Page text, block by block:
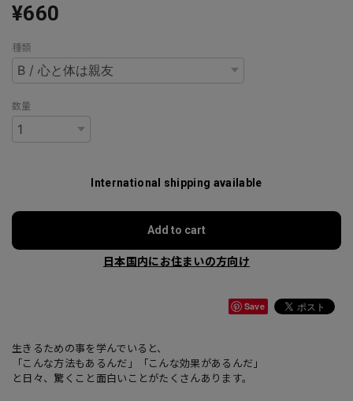
¥660
種類
数量
International shipping available
Add to cart
日本国内にお住まいの方向け
Save
生きるための事を学んでいると、
「こんな方法もあるんだ」「こんな効果があるんだ」
と日々、驚くこと面白いことがたくさんあります。